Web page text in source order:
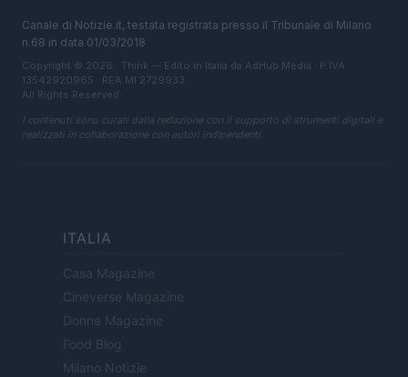
Canale di Notizie.it, testata registrata presso il Tribunale di Milano
n.68 in data 01/03/2018
Copyright © 2026 · Think — Edito in Italia da AdHub Media · P.IVA
13542920965 · REA MI 2729933
All Rights Reserved
I contenuti sono curati dalla redazione con il supporto di strumenti digitali e
realizzati in collaborazione con autori indipendenti.
ITALIA
Casa Magazine
Cineverse Magazine
Donne Magazine
Food Blog
Milano Notizie